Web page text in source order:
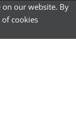
our website. By
cookies